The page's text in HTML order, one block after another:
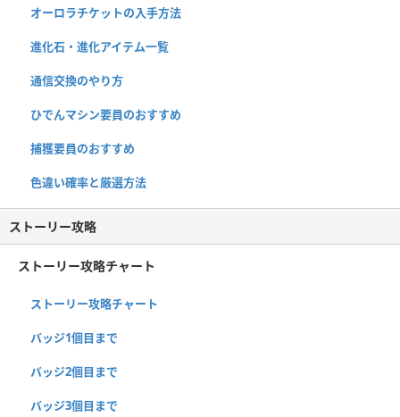
オーロラチケットの入手方法
進化石・進化アイテム一覧
通信交換のやり方
ひでんマシン要員のおすすめ
捕獲要員のおすすめ
色違い確率と厳選方法
ストーリー攻略
ストーリー攻略チャート
ストーリー攻略チャート
バッジ1個目まで
バッジ2個目まで
バッジ3個目まで